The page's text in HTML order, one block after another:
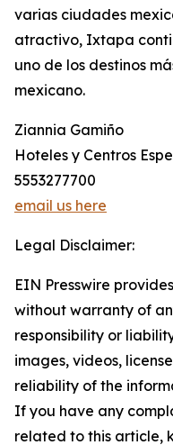
varias ciudades
atractivo, Ixtapa
uno de los destinos
mexicano.
Ziannia Gamiño
Hoteles y Centros
5553277700
email us here
Legal Disclaimer:
EIN Presswire
without warranty of
responsibility or
images, videos,
reliability of the
If you have any
related to this article,